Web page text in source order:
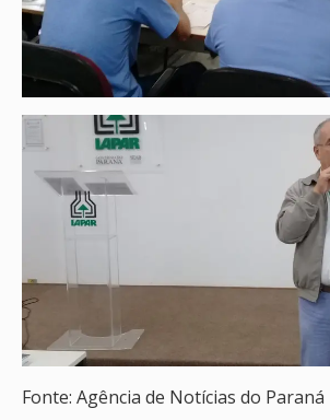
Fonte: Agência de Notícias do Paraná